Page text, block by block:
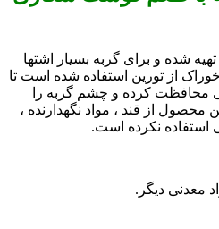
شده و برای گربه بسیار اشتها
از تورین استفاده شده است تا
محافظت کرده و چشم گربه را
محصول از قند ، مواد نگهدارنده ،
استفاده نکرده است.